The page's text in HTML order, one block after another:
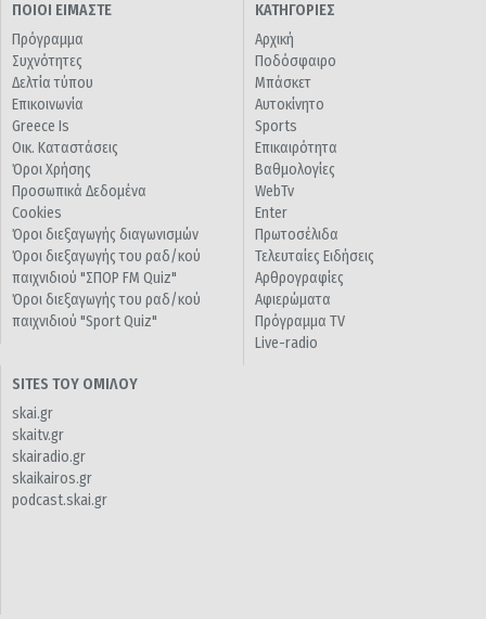
ΠΟΙΟΙ ΕΙΜΑΣΤΕ
Πρόγραμμα
Συχνότητες
Δελτία τύπου
Επικοινωνία
Greece Is
Οικ. Καταστάσεις
Όροι Χρήσης
Προσωπικά Δεδομένα
Cookies
Όροι διεξαγωγής διαγωνισμών
Όροι διεξαγωγής του ραδ/κού
παιχνιδιού "ΣΠΟΡ FM Quiz"
Όροι διεξαγωγής του ραδ/κού
παιχνιδιού "Sport Quiz"
ΚΑΤΗΓΟΡΙΕΣ
Αρχική
Ποδόσφαιρο
Μπάσκετ
Αυτοκίνητο
Sports
Επικαιρότητα
Βαθμολογίες
WebTv
Enter
Πρωτοσέλιδα
Τελευταίες Ειδήσεις
Αρθρογραφίες
Αφιερώματα
Πρόγραμμα TV
Live-radio
SITES ΤΟΥ ΟΜΙΛΟΥ
skai.gr
skaitv.gr
skairadio.gr
skaikairos.gr
podcast.skai.gr